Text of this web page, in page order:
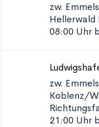
zw.
Hellerwald
08:00 Uhr
zw.
Koblenz/
21:00 Uhr